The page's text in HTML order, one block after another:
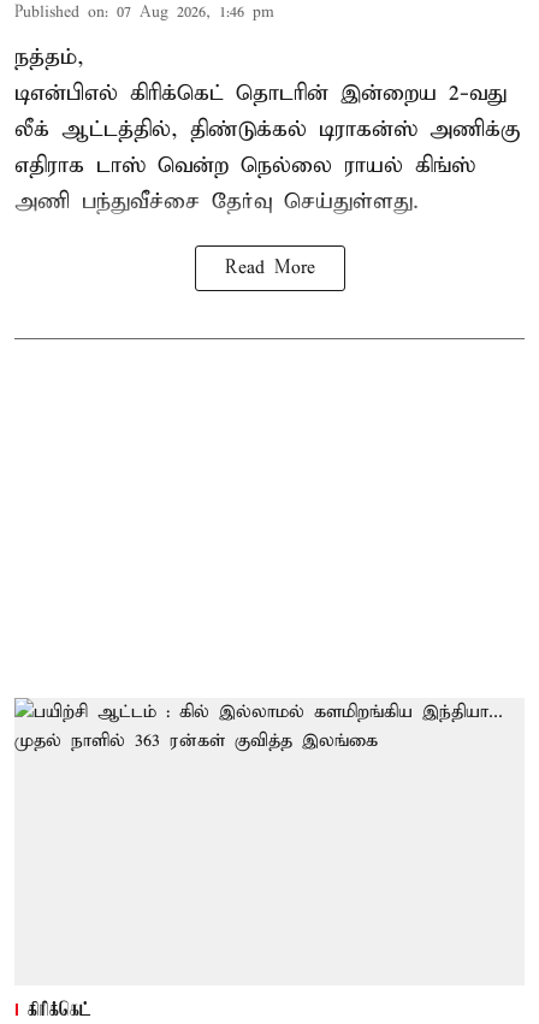
Published on: 07 Aug 2026, 1:46 pm
நத்தம்,
டிஎன்பிஎல் கிரிக்கெட் தொடரின் இன்றைய 2-வது
லீக் ஆட்டத்தில், திண்டுக்கல் டிராகன்ஸ் அணிக்கு
எதிராக டாஸ் வென்ற நெல்லை ராயல் கிங்ஸ்
அணி பந்துவீச்சை தேர்வு செய்துள்ளது.
Read More
கிரிக்கெட்